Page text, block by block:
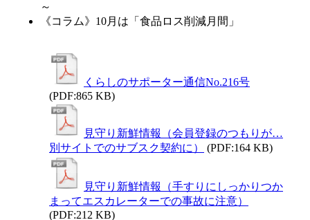
～
《コラム》10月は「食品ロス削減月間」
くらしのサポーター通信No.216号
(PDF:865 KB)
見守り新鮮情報（会員登録のつもりが…
別サイトでのサブスク契約に）
(PDF:164 KB)
見守り新鮮情報（手すりにしっかりつか
まってエスカレーターでの事故に注意）
(PDF:212 KB)